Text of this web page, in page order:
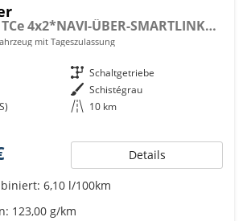
Expression 3 TCe 4x2*NAVI-ÜBER-SMARTLINK*AHK*PDC-KAMERA*LED*SHZ*17-ZOLL
mit Tageszulassung
Getriebe Schaltgetriebe
Außenfarbe Schistégrau
Kilometerstand 10 km
Details
6,10 l/100km
123,00 g/km